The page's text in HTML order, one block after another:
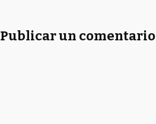
Publicar un comentario